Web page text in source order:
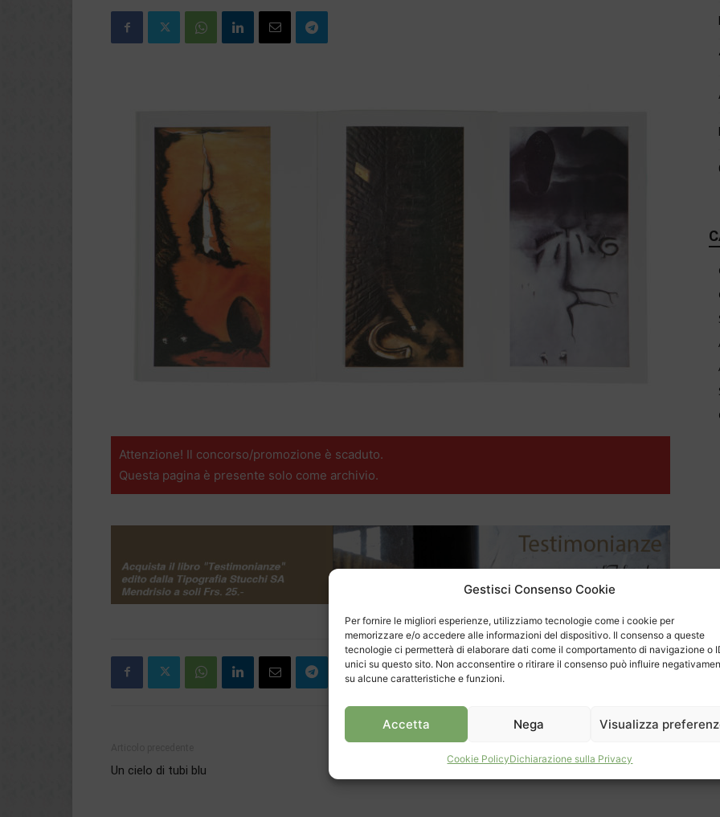
Gestisci Consenso Cookie
Per fornire le migliori esperienze, utilizziamo tecnologie come i cookie per
memorizzare e/o accedere alle informazioni del dispositivo. Il consenso a queste
tecnologie ci permetterà di elaborare dati come il comportamento di navigazione o
unici su questo sito. Non acconsentire o ritirare il consenso può influire
su alcune caratteristiche e funzioni.
Accetta Nega Visualizza
Cookie PolicyDichiarazione sulla Privacy
Attenzione! Il concorso/promozione è scaduto.
Questa pagina è presente solo come archivio.
Un cielo di tubi blu